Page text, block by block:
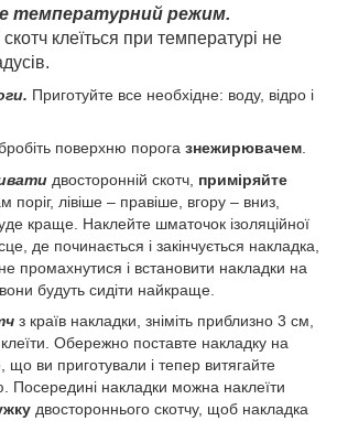
температурний режим.
клеїться при температурі не
Приготуйте все необхідне: воду, відро і
поверхню порога знежирювачем.
двосторонній скотч, приміряйте
поріг, лівіше – правіше, вгору – вниз,
краще. Наклейте шматочок ізоляційної
де починається і закінчується накладка,
промахнутися і встановити накладки на
будуть сидіти найкраще.
з країв накладки, зніміть приблизно 3 см,
Обережно поставте накладку на
що ви приготували і тепер витягайте
Посередині накладки можна наклеїти
двостороннього скотчу, щоб накладка